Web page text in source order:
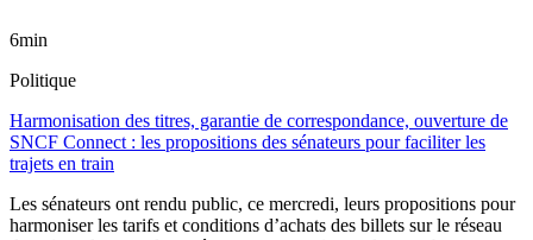
6min
Politique
Harmonisation des titres, garantie de correspondance, ouverture de
SNCF Connect : les propositions des sénateurs pour faciliter les
trajets en train
Les sénateurs ont rendu public, ce mercredi, leurs propositions pour
harmoniser les tarifs et conditions d’achats des billets sur le réseau